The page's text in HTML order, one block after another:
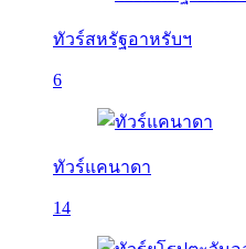
ทัวร์สหรัฐอาหรับฯ
6
ทัวร์แคนาดา
14